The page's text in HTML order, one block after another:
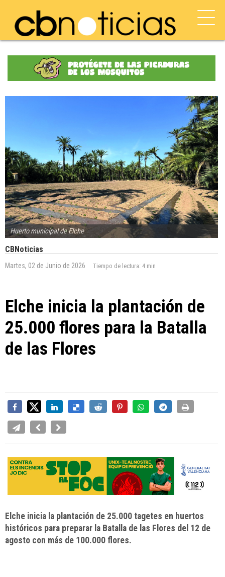
Huerto municipal de Elche
CBNoticias
Martes, 02 de Junio de 2026 Tiempo de lectura: 4 min
Elche inicia la plantación de
25.000 flores para la Batalla
de las Flores
Elche inicia la plantación de 25.000 tagetes en huertos
históricos para preparar la Batalla de las Flores del 12 de
agosto con más de 100.000 flores.